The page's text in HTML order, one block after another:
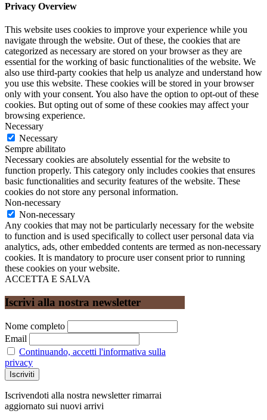
Privacy Overview
This website uses cookies to improve your experience while you
navigate through the website. Out of these, the cookies that are
categorized as necessary are stored on your browser as they are
essential for the working of basic functionalities of the website. We
also use third-party cookies that help us analyze and understand how
you use this website. These cookies will be stored in your browser
only with your consent. You also have the option to opt-out of these
cookies. But opting out of some of these cookies may affect your
browsing experience.
Necessary
Necessary
Sempre abilitato
Necessary cookies are absolutely essential for the website to
function properly. This category only includes cookies that ensures
basic functionalities and security features of the website. These
cookies do not store any personal information.
Non-necessary
Non-necessary
Any cookies that may not be particularly necessary for the website
to function and is used specifically to collect user personal data via
analytics, ads, other embedded contents are termed as non-necessary
cookies. It is mandatory to procure user consent prior to running
these cookies on your website.
ACCETTA E SALVA
Iscrivi alla nostra newsletter
Nome completo
Email
Continuando, accetti l'informativa sulla
privacy
Iscrivendoti alla nostra newsletter rimarrai
aggiornato sui nuovi arrivi